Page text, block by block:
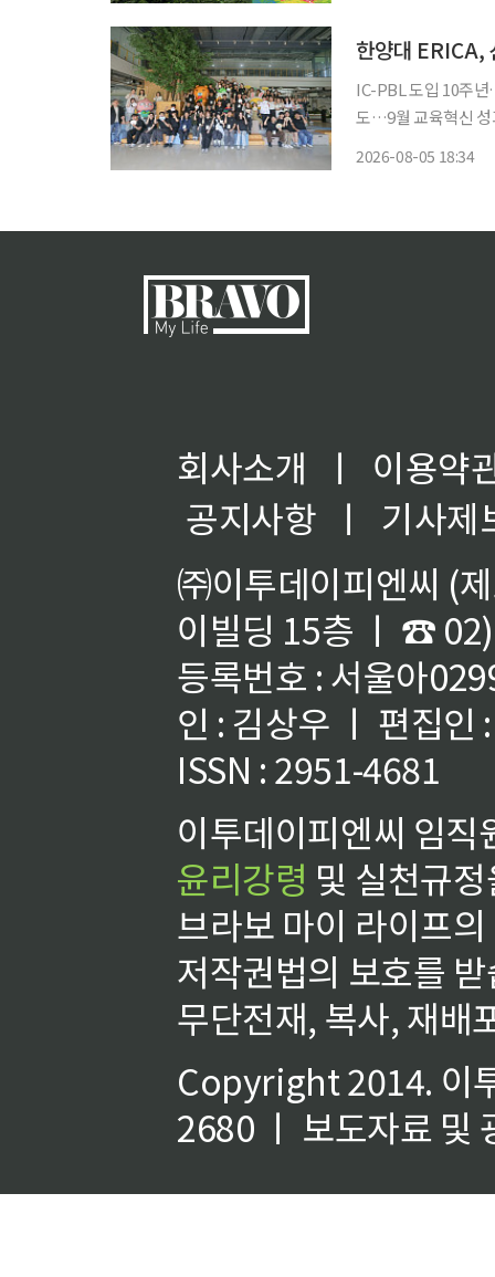
IC-PBL 도입 10주
도…9월 교육혁신 성과 공유 한양대학교 ERICA가 산업체와 지역
2026-08-05 18:34
회사소개 ㅣ
이용약
공지사항
ㅣ
기사제
㈜이투데이피엔씨 (
이빌딩 15층 ㅣ ☎
등록번호 : 서울아
인 : 김상우 ㅣ 편집인
ISSN : 2951-4681
이투데이피엔씨 임
윤리강령 및 실천규
브라보 마이 라이프
저작권법의 보호를
무단전재, 복사, 재배
Copyright 2014. 이
2680 ㅣ 보도자료